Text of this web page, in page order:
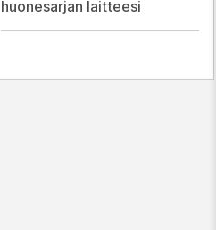
huonesarjan laitteesi